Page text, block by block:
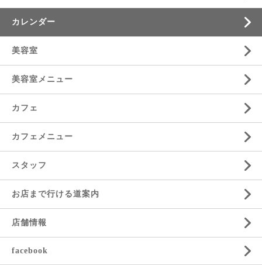
カレンダー
美容室
美容室メニュー
カフェ
カフェメニュー
スタッフ
お店まで行ける道案内
店舗情報
facebook